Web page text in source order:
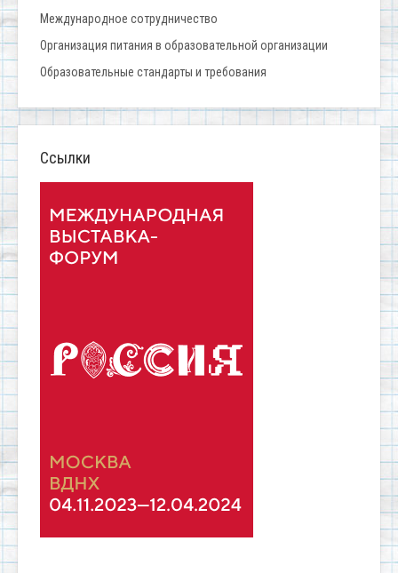
Международное сотрудничество
Организация питания в образовательной организации
Образовательные стандарты и требования
Ссылки